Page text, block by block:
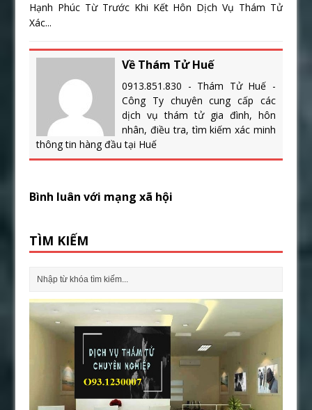
Hạnh Phúc Từ Trước Khi Kết Hôn Dịch Vụ Thám Tử
Xác...
Về Thám Tử Huế
0913.851.830 - Thám Tử Huế -
Công Ty chuyên cung cấp các
dịch vụ thám tử gia đình, hôn
nhân, điều tra, tìm kiếm xác minh
thông tin hàng đầu tại Huế
Bình luân với mạng xã hội
TÌM KIẾM